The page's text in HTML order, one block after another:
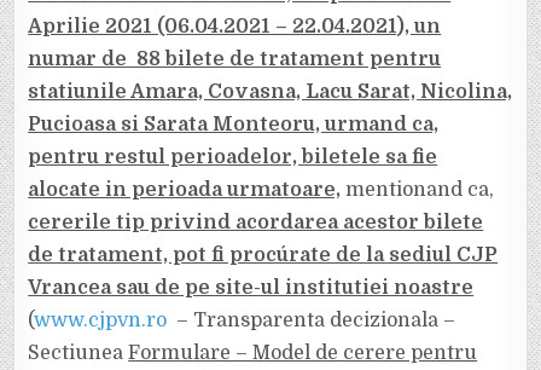
Aprilie 2021 (06.04.2021 – 22.04.2021), un
numar de 88 bilete de tratament pentru
statiunile Amara, Covasna, Lacu Sarat, Nicolina,
Pucioasa si Sarata Monteoru, urmand ca,
pentru restul perioadelor, biletele sa fie
alocate in perioada urmatoare, mentionand ca,
cererile tip privind acordarea acestor bilete
de tratament, pot fi procúrate de la sediul CJP
Vrancea sau de pe site-ul institutiei noastre
(www.cjpvn.ro – Transparenta decizionala –
SectiuneaFormulare – Model de cerere pentru